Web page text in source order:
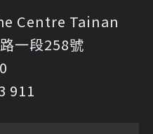
Centre Tainan
一段258號
911